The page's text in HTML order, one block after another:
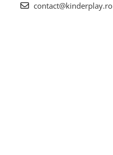
contact@kinderplay.ro